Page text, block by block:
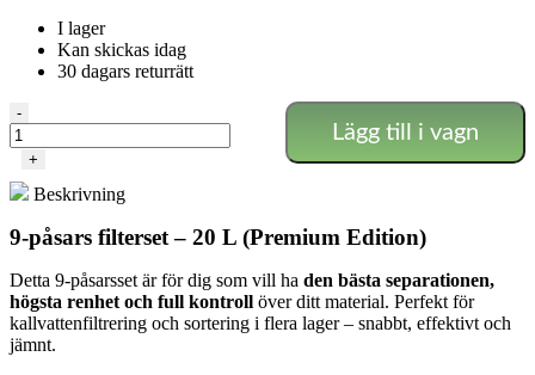
I lager
Kan skickas idag
30 dagars returrätt
MedicalNets
Tvättpåsar
9
+
20
mängd
-
+
Lägg till i vagn
Beskrivning
9-påsars filterset – 20 L (Premium Edition)
Detta 9-påsarsset är för dig som vill ha den bästa separationen,
högsta renhet och full kontroll över ditt material. Perfekt för
kallvattenfiltrering och sortering i flera lager – snabbt, effektivt och
jämnt.